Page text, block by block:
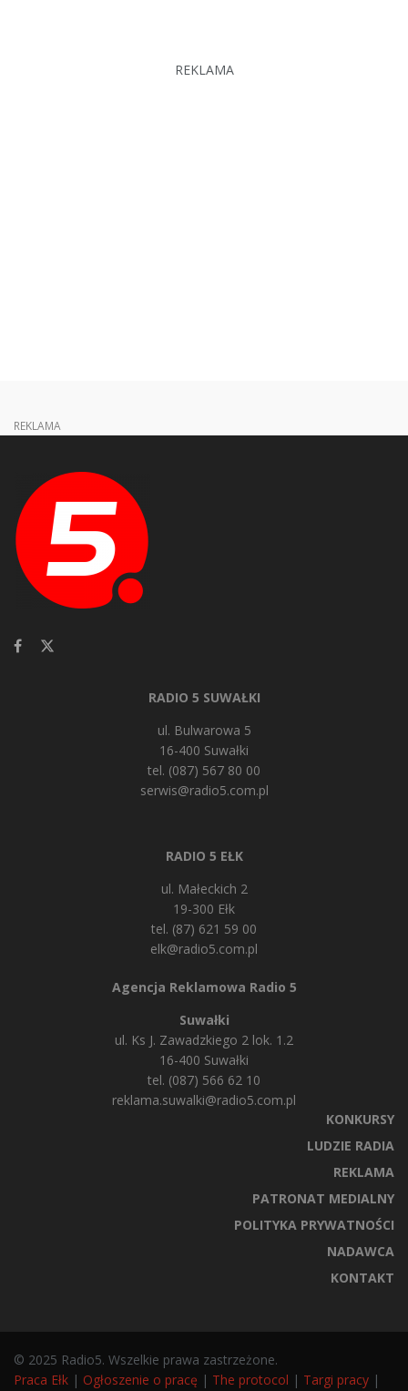
REKLAMA
REKLAMA
RADIO 5 SUWAŁKI
ul. Bulwarowa 5
16-400 Suwałki
tel. (087) 567 80 00
serwis@radio5.com.pl
RADIO 5 EŁK
ul. Małeckich 2
19-300 Ełk
tel. (87) 621 59 00
elk@radio5.com.pl
Agencja Reklamowa Radio 5
Suwałki
ul. Ks J. Zawadzkiego 2 lok. 1.2
16-400 Suwałki
tel. (087) 566 62 10
reklama.suwalki@radio5.com.pl
KONKURSY
LUDZIE RADIA
REKLAMA
PATRONAT MEDIALNY
POLITYKA PRYWATNOŚCI
NADAWCA
KONTAKT
© 2025 Radio5. Wszelkie prawa zastrzeżone.
Praca Ełk | Ogłoszenie o pracę | The protocol | Targi pracy |